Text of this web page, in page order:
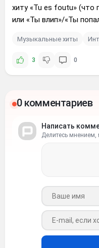
хиту «Tu es foutu» (что
или «Ты влип»/«Ты
Музыкальные хиты
3 0
0 комментариев
Написать
Делитесь
Ваше имя
Ваш e-mail